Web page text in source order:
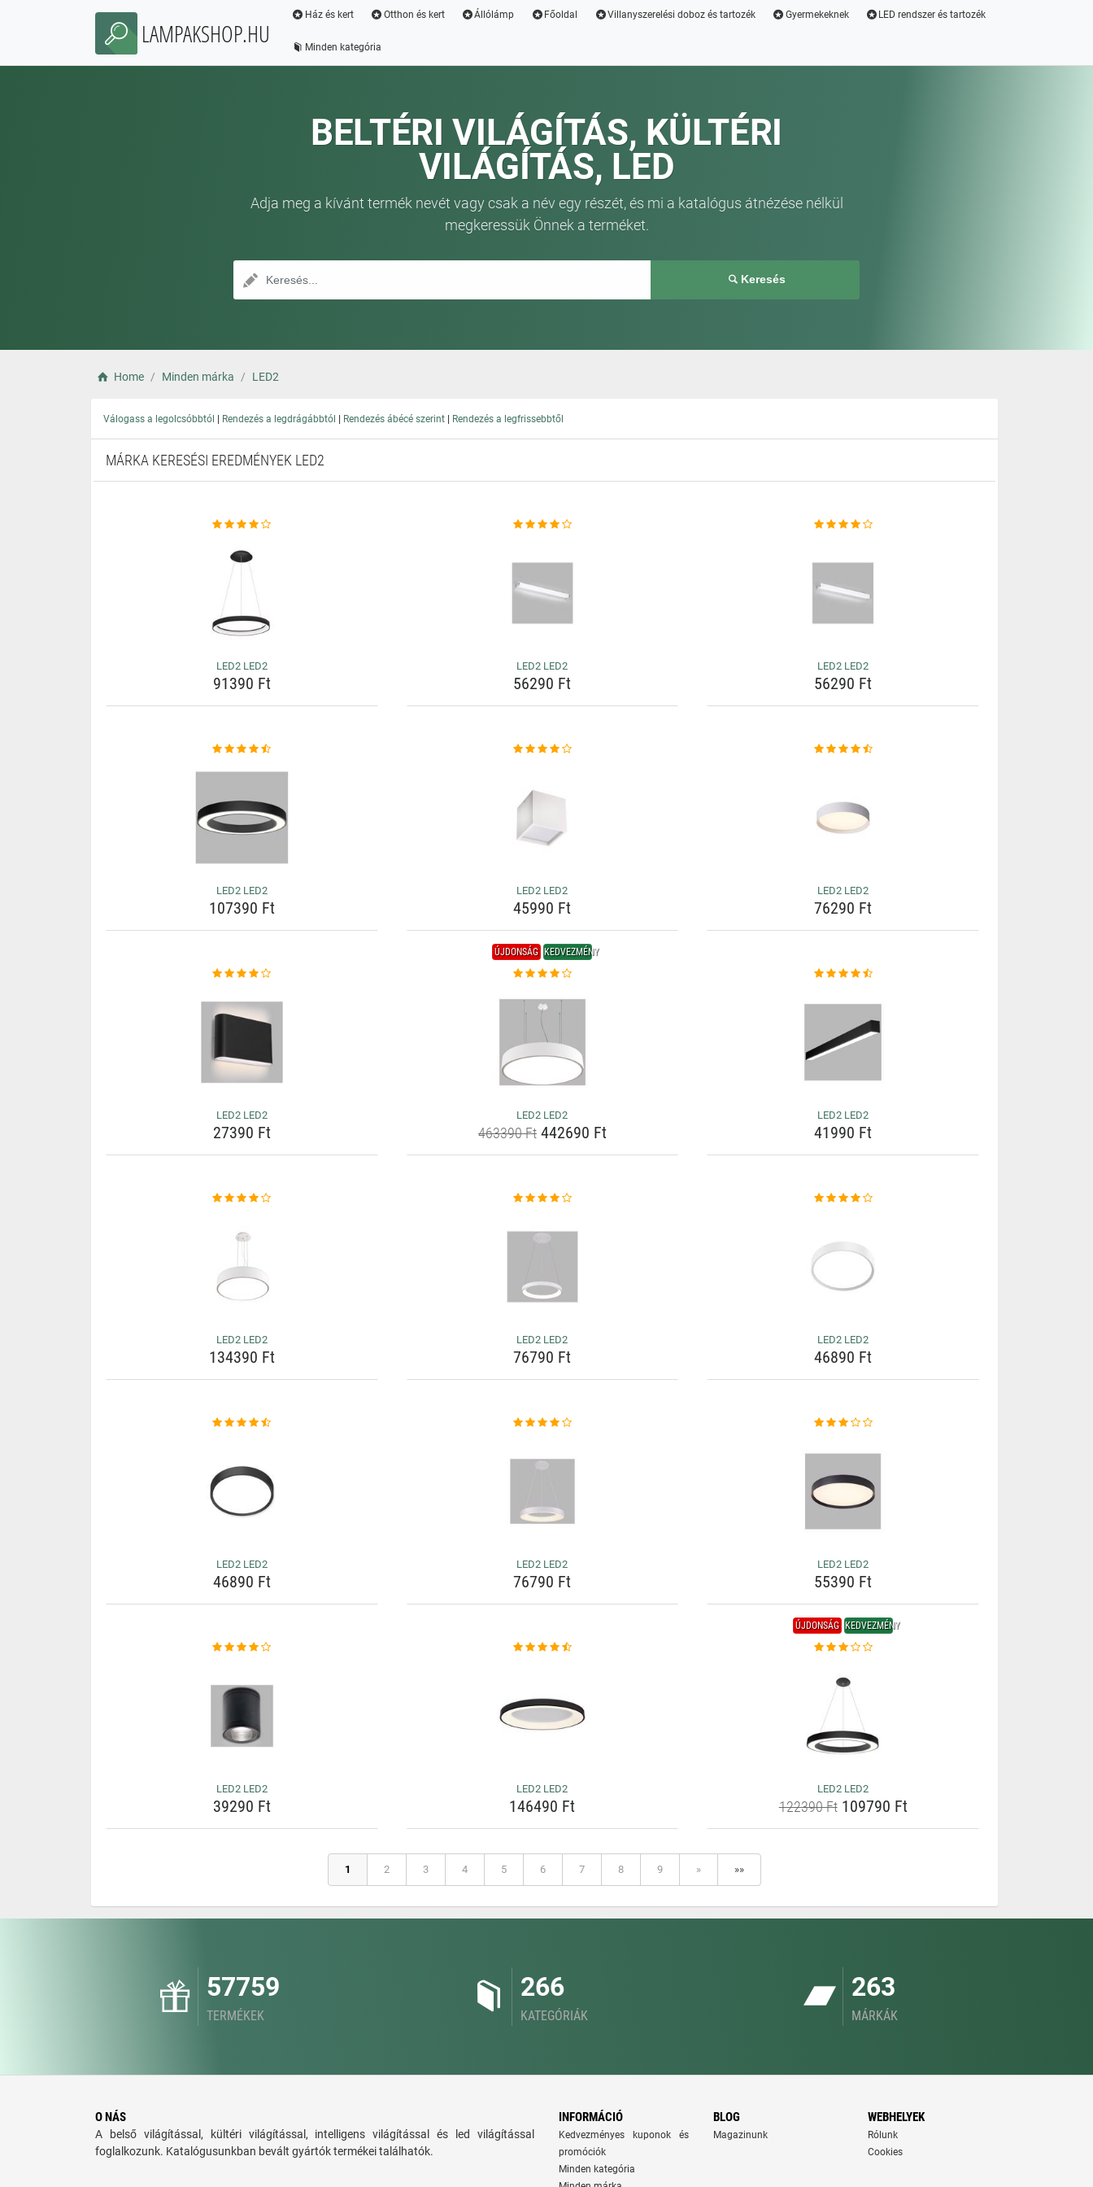
LAMPAKSHOP.HU
Ház és kert Otthon és kert Állólámp Főoldal Villanyszerelési doboz és tartozék Gyermekeknek LED rendszer és tartozék
Minden kategória
BELTÉRI VILÁGÍTÁS, KÜLTÉRI
VILÁGÍTÁS, LED
Adja meg a kívánt termék nevét vagy csak a név egy részét, és mi a katalógus átnézése nélkül
megkeressük Önnek a terméket.
Keresés
Home Minden márka LED2
Válogass a legolcsóbbtól | Rendezés a legdrágábbtól | Rendezés ábécé szerint | Rendezés a legfrissebbtől
MÁRKA KERESÉSI EREDMÉNYEK LED2
LED2 LED2
91390 Ft
LED2 LED2
56290 Ft
LED2 LED2
56290 Ft
LED2 LED2
107390 Ft
LED2 LED2
45990 Ft
LED2 LED2
76290 Ft
LED2 LED2
27390 Ft
ÚJDONSÁG KEDVEZMÉNY
LED2 LED2
463390 Ft442690 Ft
LED2 LED2
41990 Ft
LED2 LED2
134390 Ft
LED2 LED2
76790 Ft
LED2 LED2
46890 Ft
LED2 LED2
46890 Ft
LED2 LED2
76790 Ft
LED2 LED2
55390 Ft
LED2 LED2
39290 Ft
LED2 LED2
146490 Ft
ÚJDONSÁG KEDVEZMÉNY
LED2 LED2
122390 Ft109790 Ft
1 2 3 4 5 6 7 8 9 » »»
57759
TERMÉKEK
266
KATEGÓRIÁK
263
MÁRKÁK
O NÁS
A belső világítással, kültéri világítással, intelligens világítással és led világítással
foglalkozunk. Katalógusunkban bevált gyártók termékei találhatók.
INFORMÁCIÓ
Kedvezményes kuponok és
promóciók
Minden kategória
BLOG
Magazinunk
WEBHELYEK
Rólunk
Cookies